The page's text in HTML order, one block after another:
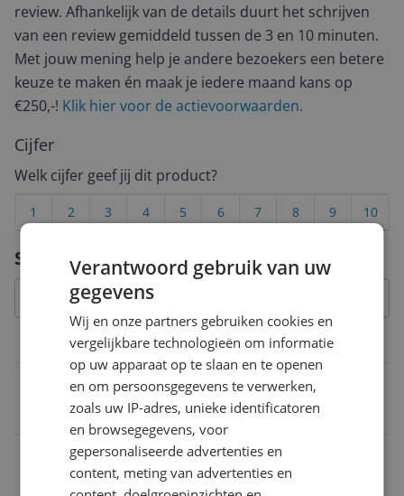
Specificaties
Productinformatie
Aantal artikelen in verpakking
8003703172021
review. Afhankelijk van de details duurt het schrijven
van een review gemiddeld tussen de 3 en 10 minuten.
Met jouw mening help je andere bezoekers een betere
keuze te maken én maak je iedere maand kans op
€250,-! Klik hier voor de actievoorwaarden.
Cijfer
Welk cijfer geef jij dit product?
10
9
8
7
6
5
4
3
2
1
Verantwoord gebruik van uw
gegevens
Wij en onze partners gebruiken cookies en
vergelijkbare technologieën om informatie
op uw apparaat op te slaan en te openen
en om persoonsgegevens te verwerken,
zoals uw IP-adres, unieke identificatoren
en browsegegevens, voor
gepersonaliseerde advertenties en
content, meting van advertenties en